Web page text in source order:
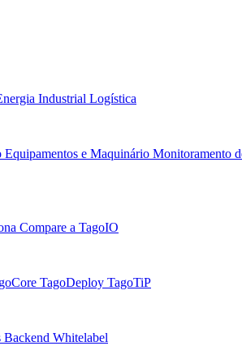
Industrial Logística
Equipamentos e Maquinário Monitoramento
Compare a TagoIO
TagoDeploy TagoTiP
Backend Whitelabel